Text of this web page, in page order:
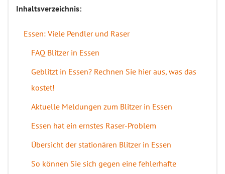
Inhaltsverzeichnis:
Essen: Viele Pendler und Raser
FAQ Blitzer in Essen
Geblitzt in Essen? Rechnen Sie hier aus, was das
kostet!
Aktuelle Meldungen zum Blitzer in Essen
Essen hat ein ernstes Raser-Problem
Übersicht der stationären Blitzer in Essen
So können Sie sich gegen eine fehlerhafte